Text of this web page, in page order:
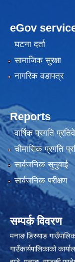
eGov
घटना दर्ता
सामाजिक सुरक्षा
नागरिक वडापत्र
Reports
वार्षिक प्रगति
चौमासिक प्रगति
सार्वजनिक सुनुवाई
सार्वजनिक परीक्षण
सम्पर्क विवरण
मनाङ ङिस्याङ
गाउँकार्यपालिकाको